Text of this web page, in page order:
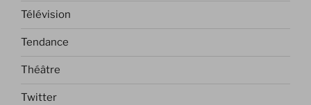
Télévision
Tendance
Théâtre
Twitter